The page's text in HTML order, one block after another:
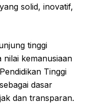
solid, inovatif,
tinggi
nilai kemanusiaan
Tinggi
dasar
dan transparan.